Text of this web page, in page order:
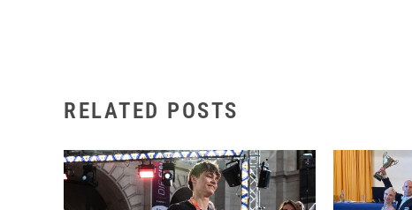
RELATED POSTS